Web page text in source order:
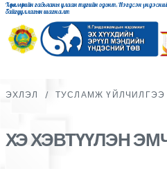
Хөдөлмөрийн гавьяаны улаан тугийн одонт, Нэгдсэн
байгууллагын шагналт
ЭХЛЭЛ / ТУСЛАМЖ ҮЙЛЧИЛГЭЭ
ХЭ ХЭВТҮҮЛЭН